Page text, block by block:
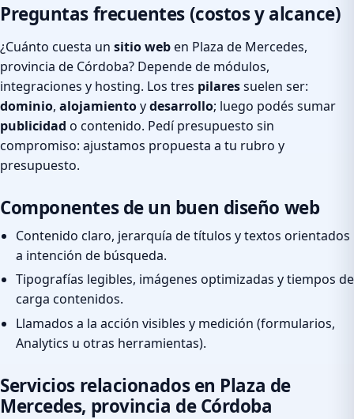
Preguntas frecuentes (costos y alcance)
¿Cuánto cuesta un sitio weben Plaza de Mercedes,
provincia de Córdoba? Depende de módulos,
integraciones y hosting. Los tres pilaressuelen ser:
dominio, alojamientoydesarrollo; luego podés sumar
publicidad o contenido. Pedí presupuesto sin
compromiso: ajustamos propuesta a tu rubro y
presupuesto.
Componentes de un buen diseño web
Contenido claro, jerarquía de títulos y textos orientados
a intención de búsqueda.
Tipografías legibles, imágenes optimizadas y tiempos de
carga contenidos.
Llamados a la acción visibles y medición (formularios,
Analytics u otras herramientas).
Servicios relacionados en Plaza de
Mercedes, provincia de Córdoba